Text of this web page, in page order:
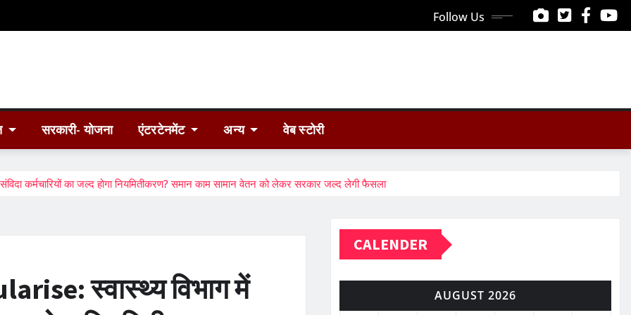
Follow Us
सरकारी- योजना एंटरटेनमेंट अन्य वेब स्टोरी
कर्मचारियों का जल्द होगा नियमितीकरण? समान काम सामान वेतन को लेकर सरकार जल्द लेगी फैसला
स्वास्थ्य विभाग में
CALENDER
AUGUST 2026